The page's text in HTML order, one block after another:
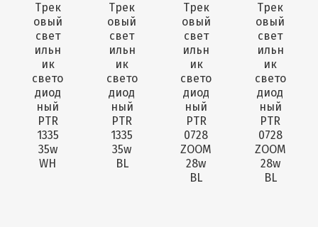
Трек
овый
свет
ильн
ик
свето
диод
ный
PTR
1335
35w
WH
Трек
овый
свет
ильн
ик
свето
диод
ный
PTR
1335
35w
BL
Трек
овый
свет
ильн
ик
свето
диод
ный
PTR
0728
ZOOM
28w
BL
Трек
овый
свет
ильн
ик
свето
диод
ный
PTR
0728
ZOOM
28w
BL